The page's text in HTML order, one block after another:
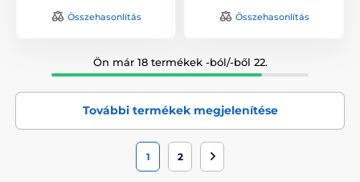
Összehasonlítás Összehasonlítás
Ön már 18 termékek -ból/-ből 22.
További termékek megjelenítése
1 2